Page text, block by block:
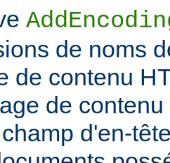
de noms
de contenu
de
d'en-